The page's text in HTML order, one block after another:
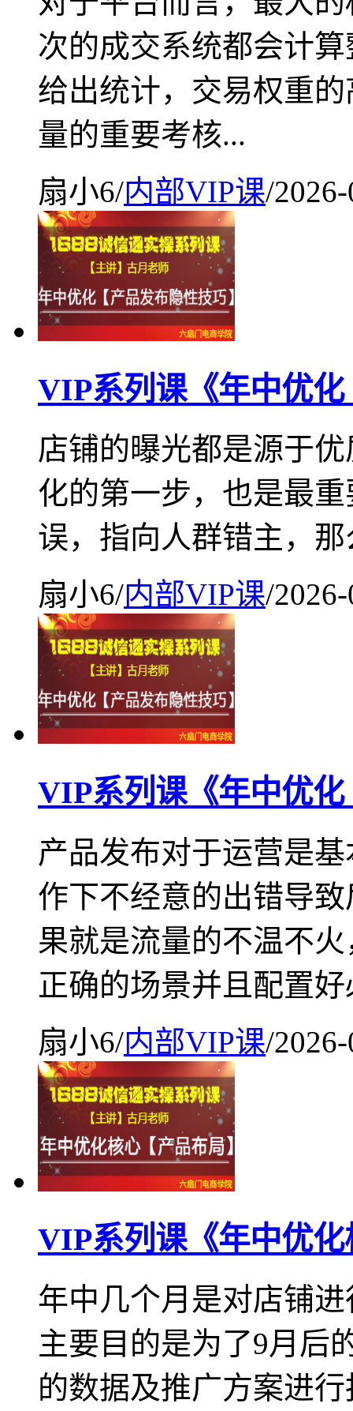
次的成交系统都会计
给出统计，交易权重
量的重要考核...
扇小6/内部VIP课/
VIP系列课《年中优
店铺的曝光都是源于
化的第一步，也是最
误，指向人群错主，
扇小6/内部VIP课/
VIP系列课《年中优
产品发布对于运营是
作下不经意的出错导
果就是流量的不温不
正确的场景并且配置好
扇小6/内部VIP课/
VIP系列课《年中优
年中几个月是对店铺
主要目的是为了9月后
的数据及推广方案进